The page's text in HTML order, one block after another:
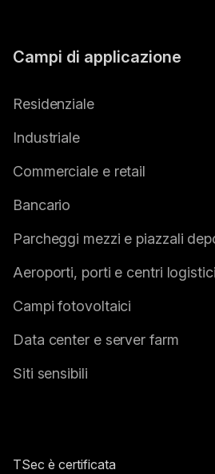
Campi di applicazione
Residenziale
Industriale
Commerciale e retail
Bancario
Parcheggi mezzi e piazzali
Aeroporti, porti e centri logistici
Campi fotovoltaici
Data center e server farm
Siti sensibili
TSec è certificata